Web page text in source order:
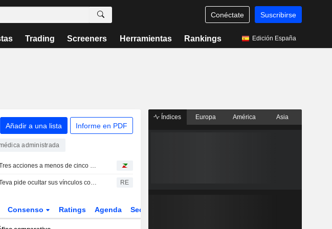
Conéctate Suscribirse
Trading Screeners Herramientas Rankings Edición España
Añadir a una lista Informe en PDF
administrada
Tres acciones a menos de cinco veces los beneficios: ¿oportunidad o trampa?
Teva pide ocultar sus vínculos con Israel ante el jurado por la guerra en Gaza RE
Consenso Ratings Agenda Sector
Índices Europa América Asia